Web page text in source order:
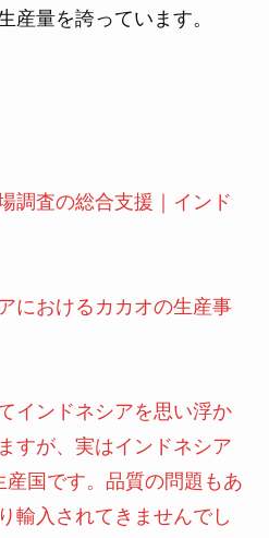
産量を誇っています。
調査の総合支援｜インド
におけるカカオの生産事
インドネシアを思い浮か
すが、実はインドネシア
国です。品質の問題もあ
輸入されてきませんでし